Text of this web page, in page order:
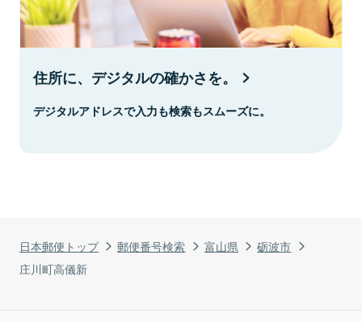
日本郵便トップ 郵便番号検索 富山県
砺波市
庄川町高儀新
住所に、デジタルの確かさを。
デジタルアドレスで入力も検索もスムーズに。